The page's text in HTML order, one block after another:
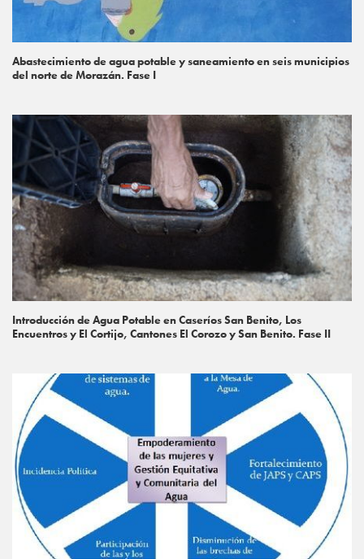
Abastecimiento de agua potable y saneamiento en seis municipios
del norte de Morazán. Fase I
Introducción de Agua Potable en Caseríos San Benito, Los
Encuentros y El Cortijo, Cantones El Corozo y San Benito. Fase II